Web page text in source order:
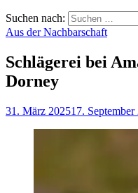
Suchen nach:
Aus der Nachbarschaft
Schlägerei bei
Dorney
31. März 202517. September